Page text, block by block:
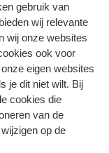
gebruik van
wij relevante
wij onze websites
ook voor
eigen websites
je dit niet wilt. Bij
cookies die
van de
op de